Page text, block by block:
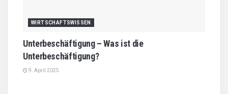
WIRTSCHAFTSWISSEN
Unterbeschäftigung – Was ist die
Unterbeschäftigung?
9. April 2025